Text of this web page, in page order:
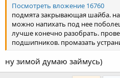
Посмотреть вложение 16760
подмята закрывающая шайба.
можно напихать под нее
лучше конечно разобрать.
подшипников. промазать
ну зимой думаю займусь)